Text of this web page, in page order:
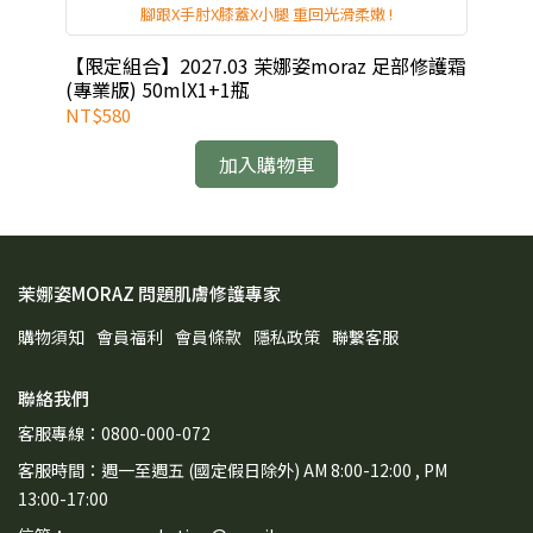
腳跟X手肘X膝蓋X小腿 重回光滑柔嫩 !
【限定組合】2027.03 茉娜姿moraz 足部修護霜
(專業版) 50mlX1+1瓶
NT$580
加入購物車
茉娜姿MORAZ 問題肌膚修護專家
購物須知 會員福利 會員條款 隱私政策 聯繫客服
聯絡我們
客服專線：0800-000-072
客服時間：週一至週五 (國定假日除外) AM 8:00-12:00 , PM
13:00-17:00